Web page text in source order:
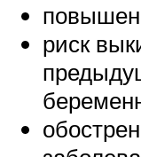
риск